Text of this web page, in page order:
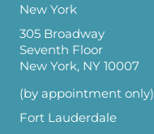
New York
305 Broadway
Seventh Floor
New York, NY 10007
(by appointment only)
Fort Lauderdale